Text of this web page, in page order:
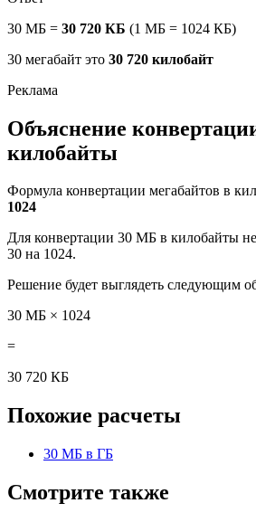
30 МБ = 30 720 КБ (1 МБ = 1024 КБ)
30 мегабайт это 30 720 килобайт
Объяснение
килобайты
Формула конвертации мегабайтов в
1024
Для конвертации 30 МБ в килобайты
30 на 1024.
Решение будет выглядеть следующим
30 МБ × 1024
=
30 720 КБ
Похожие расчеты
30 МБ в ГБ
Смотрите также